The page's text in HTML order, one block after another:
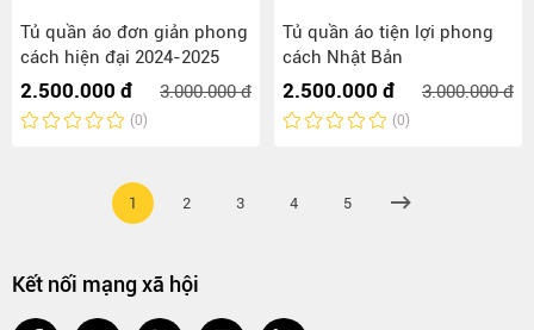
Tủ quần áo đơn giản phong
cách hiện đại 2024-2025
2.500.000 đ 3.000.000 đ
(0)
Tủ quần áo tiện lợi phong
cách Nhật Bản
2.500.000 đ 3.000.000 đ
(0)
1 2 3 4 5
Kết nối mạng xã hội